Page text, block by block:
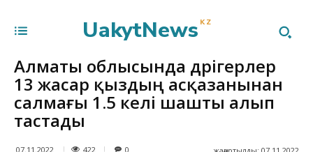
UakytNews KZ
Алматы облысында дәрігерлер
13 жасар қыздың асқазанынан
салмағы 1.5 келі шашты алып
тастады
07.11.2022 422 0